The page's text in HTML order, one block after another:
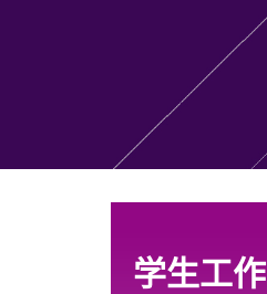
学生工作